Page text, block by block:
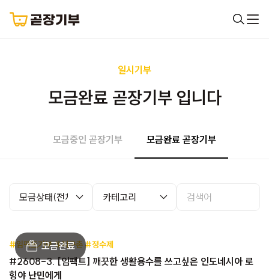
일시기부
모금완료 곧장기부 입니다
모금중인 곧장기부 모금완료 곧장기부
#임팩트기부 #지구촌 #정수제
#2608-3. [임팩트] 깨끗한 생활용수를 쓰고싶은 인도네시아 로
힝야 난민에게